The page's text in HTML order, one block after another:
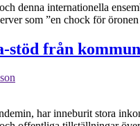
denna internationella
som ”en chock för
stöd från
har inneburit stora